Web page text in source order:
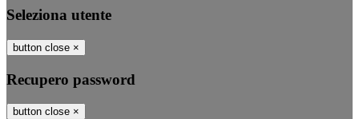
Seleziona utente
button close ×
Recupero password
button close ×